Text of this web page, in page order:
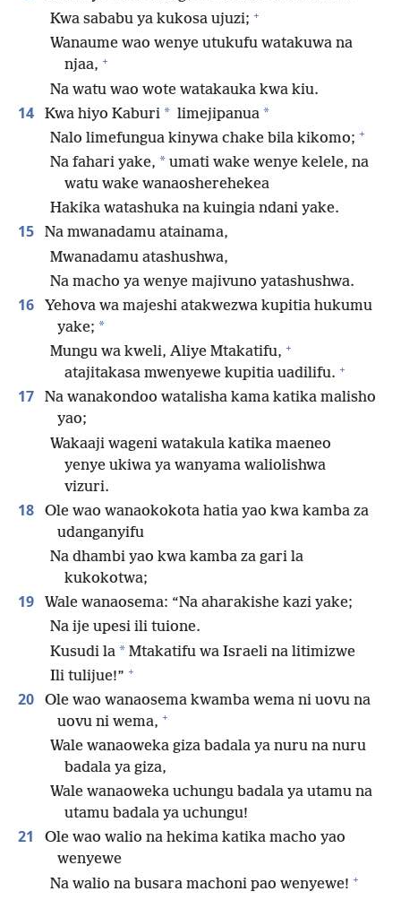
Kwa sababu ya kukosa ujuzi; +
Wanaume wao wenye utukufu watakuwa na
njaa, +
Na watu wao wote watakauka kwa kiu.
14 Kwa hiyo Kaburi * limejipanua *
Nalo limefungua kinywa chake bila kikomo; +
Na fahari yake, * umati wake wenye kelele, na
watu wake wanaosherehekea
Hakika watashuka na kuingia ndani yake.
15
Na mwanadamu atainama,
Mwanadamu atashushwa,
Na macho ya wenye majivuno yatashushwa.
16
Yehova wa majeshi atakwezwa kupitia hukumu
yake; *
Mungu wa kweli, Aliye Mtakatifu, +
atajitakasa mwenyewe kupitia uadilifu. +
17
Na wanakondoo watalisha kama katika malisho
yao;
Wakaaji wageni watakula katika maeneo
yenye ukiwa ya wanyama waliolishwa
vizuri.
18
Ole wao wanaokokota hatia yao kwa kamba za
udanganyifu
Na dhambi yao kwa kamba za gari la
kukokotwa;
19
Wale wanaosema: “Na aharakishe kazi yake;
Na ije upesi ili tuione.
Kusudi la * Mtakatifu wa Israeli na litimizwe
Ili tulijue!” +
20
Ole wao wanaosema kwamba wema ni uovu na
uovu ni wema, +
Wale wanaoweka giza badala ya nuru na nuru
badala ya giza,
Wale wanaoweka uchungu badala ya utamu na
utamu badala ya uchungu!
21
Ole wao walio na hekima katika macho yao
wenyewe
Na walio na busara machoni pao wenyewe! +